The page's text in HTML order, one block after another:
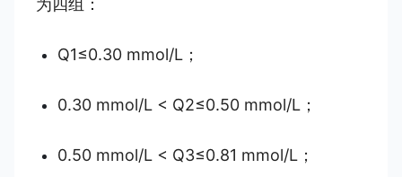
为四组：
Q1≤0.30 mmol/L；
0.30 mmol/L < Q2≤0.50 mmol/L；
0.50 mmol/L < Q3≤0.81 mmol/L；